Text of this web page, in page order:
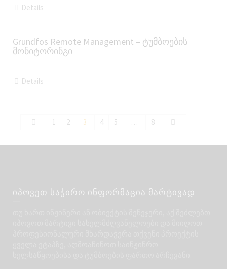
Details
Grundfos Remote Management – ტუმბოების
მონიტორინგი
Details
1 2 3 4 5 … 8
იპოვეთ საჭირო ინფორმაცია მარტივად